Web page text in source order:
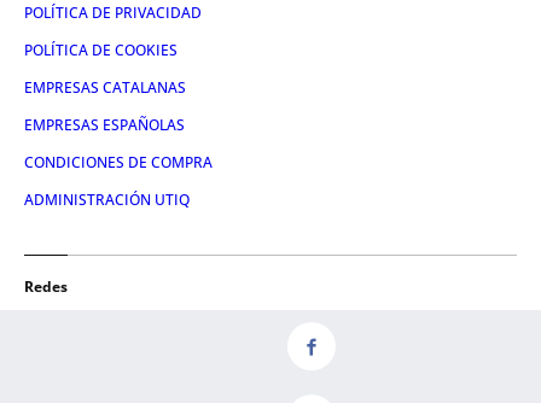
POLÍTICA DE PRIVACIDAD
POLÍTICA DE COOKIES
EMPRESAS CATALANAS
EMPRESAS ESPAÑOLAS
CONDICIONES DE COMPRA
ADMINISTRACIÓN UTIQ
Redes